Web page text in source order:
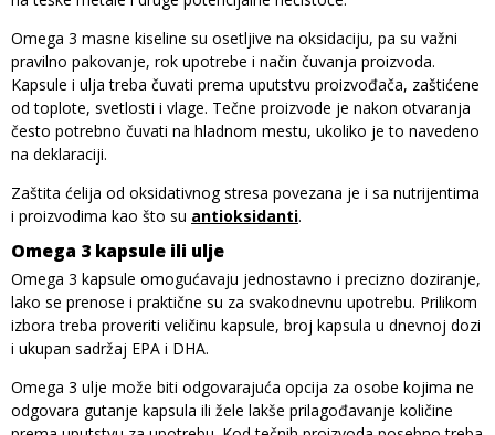
Omega 3 masne kiseline su osetljive na oksidaciju, pa su važni
pravilno pakovanje, rok upotrebe i način čuvanja proizvoda.
Kapsule i ulja treba čuvati prema uputstvu proizvođača, zaštićene
od toplote, svetlosti i vlage. Tečne proizvode je nakon otvaranja
često potrebno čuvati na hladnom mestu, ukoliko je to navedeno
na deklaraciji.
Zaštita ćelija od oksidativnog stresa povezana je i sa nutrijentima
i proizvodima kao što su antioksidanti.
Omega 3 kapsule ili ulje
Omega 3 kapsule omogućavaju jednostavno i precizno doziranje,
lako se prenose i praktične su za svakodnevnu upotrebu. Prilikom
izbora treba proveriti veličinu kapsule, broj kapsula u dnevnoj dozi
i ukupan sadržaj EPA i DHA.
Omega 3 ulje može biti odgovarajuća opcija za osobe kojima ne
odgovara gutanje kapsula ili žele lakše prilagođavanje količine